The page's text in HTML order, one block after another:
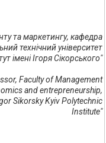
та маркетингу, кафедра
технічний університет
імені Ігоря Сікорського"
Faculty of Management
and entrepreneurship,
Sikorsky Kyiv Polytechnic
Institute"